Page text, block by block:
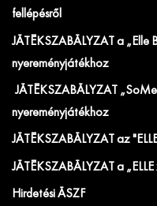
fellépésről
JÁTÉKSZABÁLYZAT a
nyereményjátékhoz
JÁTÉKSZABÁLYZAT „SoMe
nyereményjátékhoz
JÁTÉKSZABÁLYZAT az
JÁTÉKSZABÁLYZAT a
Hirdetési ÁSZF